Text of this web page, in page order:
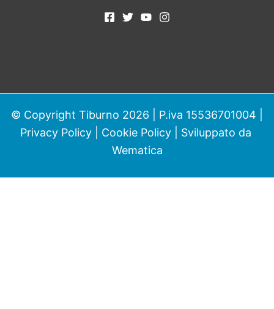
© Copyright Tiburno 2026 | P.iva 15536701004 |
Privacy Policy| Cookie Policy| Sviluppato da
Wematica